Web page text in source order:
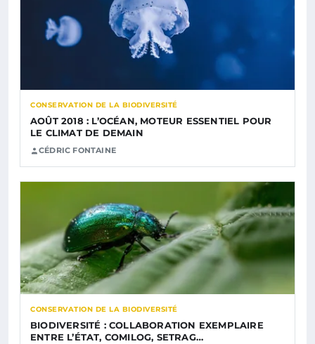
CONSERVATION DE LA BIODIVERSITÉ
AOÛT 2018 : L’OCÉAN, MOTEUR ESSENTIEL POUR
LE CLIMAT DE DEMAIN
CÉDRIC FONTAINE
CONSERVATION DE LA BIODIVERSITÉ
BIODIVERSITÉ : COLLABORATION EXEMPLAIRE
ENTRE L’ÉTAT, COMILOG, SETRAG…